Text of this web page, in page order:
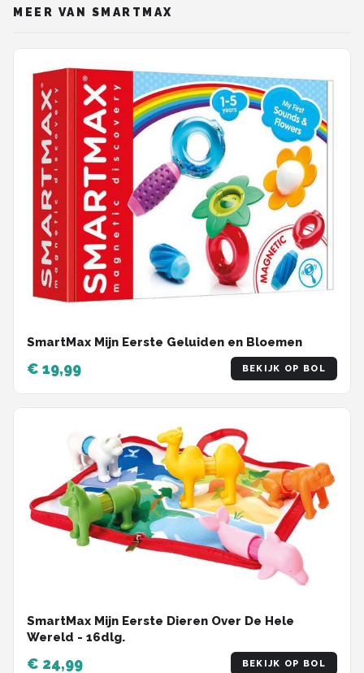
MEER VAN SMARTMAX
SmartMax Mijn Eerste Geluiden en Bloemen
€ 19,99 BEKIJK OP BOL
SmartMax Mijn Eerste Dieren Over De Hele
Wereld - 16dlg.
€ 24,99 BEKIJK OP BOL